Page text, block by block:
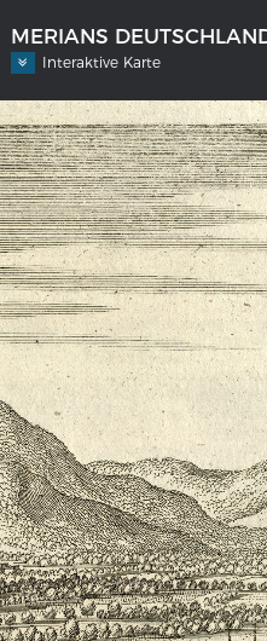
MERIANS
Interaktive Karte
MERIANS
Interaktive Karte
Bildergalerie
Impressum
Wissenswert